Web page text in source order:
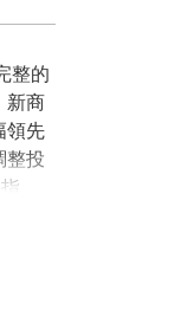
整的
新商
領先
整投
國
之